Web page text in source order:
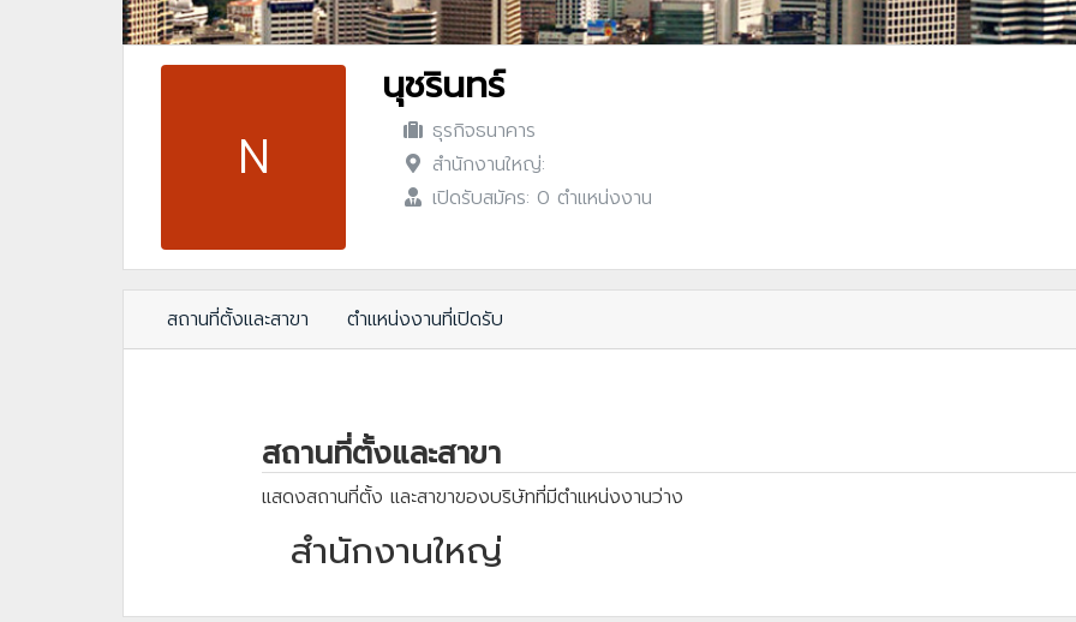
N
นุชรินทร์
ธุรกิจธนาคาร
สำนักงานใหญ่:
เปิดรับสมัคร: 0 ตำแหน่งงาน
สถานที่ตั้งและสาขา ตำแหน่งงานที่เปิดรับ
สถานที่ตั้งและสาขา
แสดงสถานที่ตั้ง และสาขาของบริษัทที่มีตำแหน่งงานว่าง
สำนักงานใหญ่